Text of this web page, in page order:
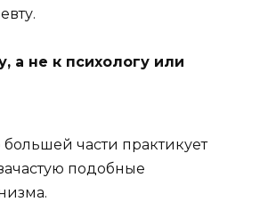
а не к психологу или
большей части практикует
подобные